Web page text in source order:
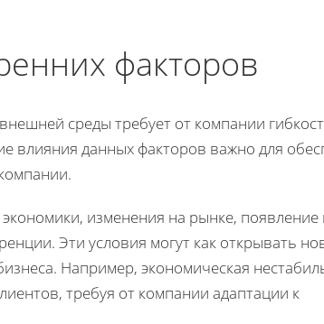
факторов
среды требует от компании
влияния данных факторов важно для
изменения на рынке,
Эти условия могут как открывать
Например, экономическая
требуя от компании адаптации к